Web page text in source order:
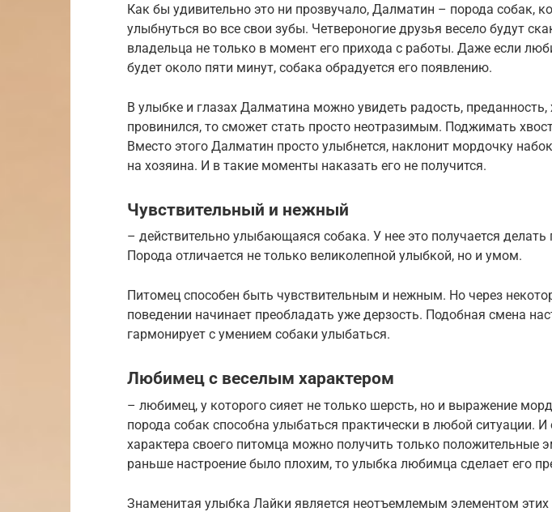
Как бы удивительно это ни прозвучало, Далматин – порода собак,
улыбнуться во все свои зубы. Четвероногие друзья весело будут
владельца не только в момент его прихода с работы. Даже если
будет около пяти минут, собака обрадуется его появлению.
В улыбке и глазах Далматина можно увидеть радость, преданность,
провинился, то сможет стать просто неотразимым. Поджимать
Вместо этого Далматин просто улыбнется, наклонит мордочку
на хозяина. И в такие моменты наказать его не получится.
Чувствительный и нежный
– действительно улыбающаяся собака. У нее это получается
Порода отличается не только великолепной улыбкой, но и умом.
Питомец способен быть чувствительным и нежным. Но через
поведении начинает преобладать уже дерзость. Подобная смена
гармонирует с умением собаки улыбаться.
Любимец с веселым характером
– любимец, у которого сияет не только шерсть, но и выражение
порода собак способна улыбаться практически в любой ситуации. И
характера своего питомца можно получить только положительные
раньше настроение было плохим, то улыбка любимца сделает его
Знаменитая улыбка Лайки является неотъемлемым элементом этих